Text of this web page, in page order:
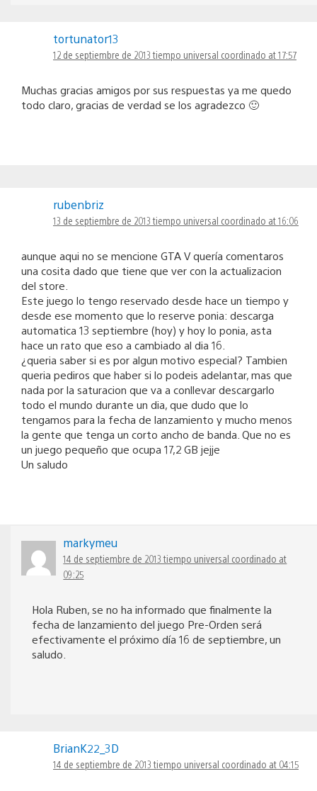
tortunator13
12 de septiembre de 2013 tiempo universal coordinado at 17:57
Muchas gracias amigos por sus respuestas ya me quedo
todo claro, gracias de verdad se los agradezco 🙂
rubenbriz
13 de septiembre de 2013 tiempo universal coordinado at 16:06
aunque aqui no se mencione GTA V quería comentaros
una cosita dado que tiene que ver con la actualizacion
del store.
Este juego lo tengo reservado desde hace un tiempo y
desde ese momento que lo reserve ponia: descarga
automatica 13 septiembre (hoy) y hoy lo ponia, asta
hace un rato que eso a cambiado al dia 16.
¿queria saber si es por algun motivo especial? Tambien
queria pediros que haber si lo podeis adelantar, mas que
nada por la saturacion que va a conllevar descargarlo
todo el mundo durante un dia, que dudo que lo
tengamos para la fecha de lanzamiento y mucho menos
la gente que tenga un corto ancho de banda. Que no es
un juego pequeño que ocupa 17,2 GB jejje
Un saludo
markymeu
14 de septiembre de 2013 tiempo universal coordinado at
09:25
Hola Ruben, se no ha informado que finalmente la
fecha de lanzamiento del juego Pre-Orden será
efectivamente el próximo día 16 de septiembre, un
saludo.
BrianK22_3D
14 de septiembre de 2013 tiempo universal coordinado at 04:15